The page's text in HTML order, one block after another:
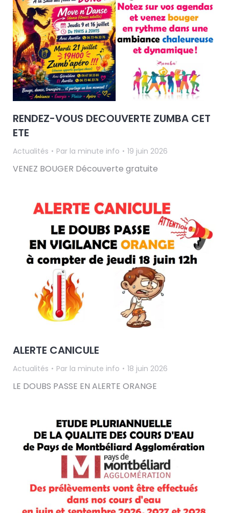
RENDEZ-VOUS DECOUVERTE ZUMBA CET
ETE
Actualités Par la minute info 19 juin 2026
VENEZ BOUGER Découverte gratuite
ALERTE CANICULE
Actualités Par la minute info 18 juin 2026
LE DOUBS PASSE EN ALERTE ORANGE